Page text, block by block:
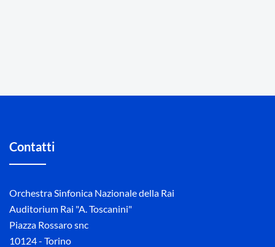
Contatti
Orchestra Sinfonica Nazionale della Rai
Auditorium Rai "A. Toscanini"
Piazza Rossaro snc
10124 - Torino